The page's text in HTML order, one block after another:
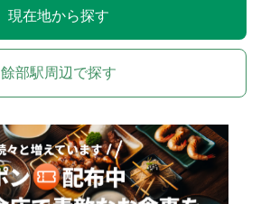
現在地から探す
餘部駅周辺で探す